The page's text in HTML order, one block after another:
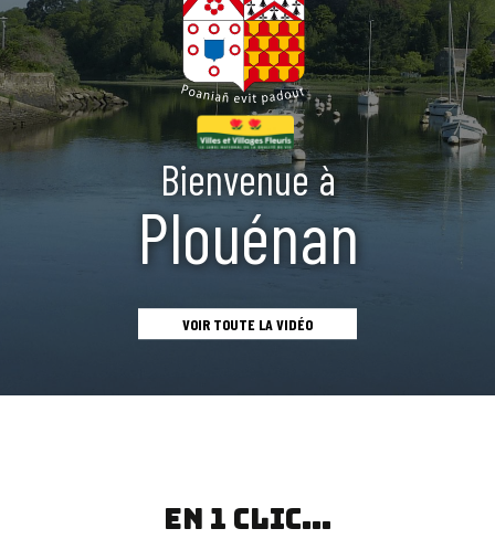
Bienvenue à
Plouénan
VOIR TOUTE LA VIDÉO
EN 1 CLIC...